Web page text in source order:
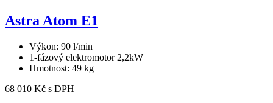
Astra Atom E1
Výkon: 90 l/min
1-fázový elektromotor 2,2kW
Hmotnost: 49 kg
68 010 Kč s DPH